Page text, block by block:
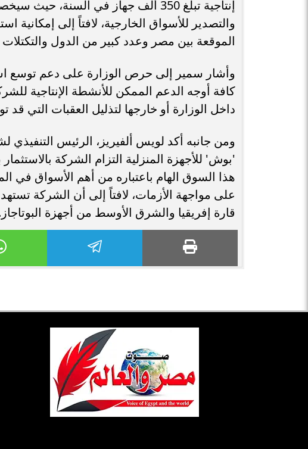
إنتاجية تبلغ 350 ألف جهاز في
والتصدير للأسواق الخارجية، لافتاً إلى إمكانية
الموقعة بين مصر وعدد كبير من الدول والتكتلات
وأشار سمير إلى حرص الوزارة على دعم توسع
كافة أوجه الدعم الممكن للأنشطة الإنتاجية
داخل الوزارة أو خارجها لتذليل العقبات التي قد
ومن جانبه أكد لويس ألفيريز، الرئيس
'بوش' للأجهزة المنزلية التزام الشركة
هذا السوق الهام باعتباره من أهم الأسواق في
على مواجهة الأزمات، لافتاً إلى أن الشركة
قارة إفريقيا والشرق الأوسط من أجهزة